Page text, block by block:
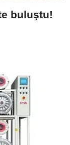
buluştu!